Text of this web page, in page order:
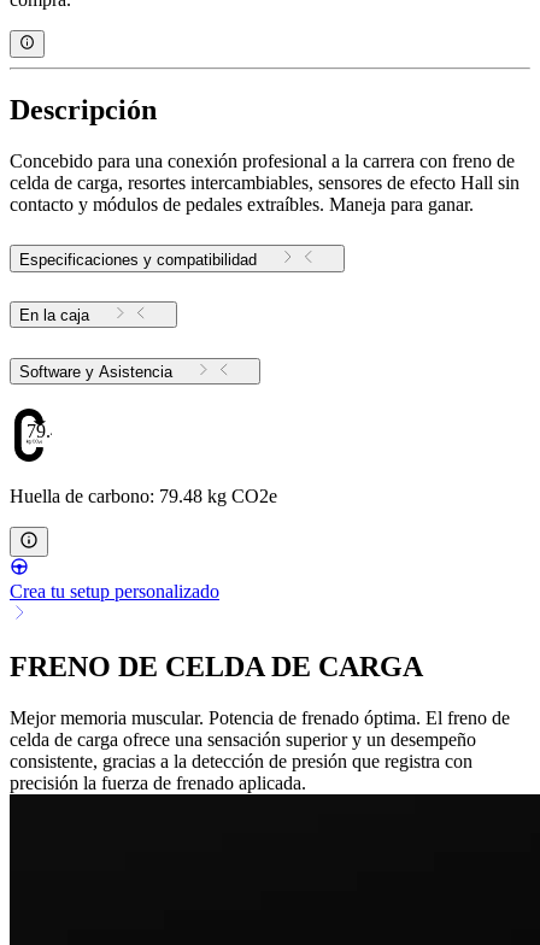
Descripción
Concebido para una conexión profesional a la carrera con freno de
celda de carga, resortes intercambiables, sensores de efecto Hall sin
contacto y módulos de pedales extraíbles. Maneja para ganar.
Especificaciones y compatibilidad
En la caja
Software y Asistencia
79.48
Huella de carbono: 79.48 kg CO2e
Crea tu setup personalizado
FRENO DE CELDA DE CARGA
Mejor memoria muscular. Potencia de frenado óptima. El freno de
celda de carga ofrece una sensación superior y un desempeño
consistente, gracias a la detección de presión que registra con
precisión la fuerza de frenado aplicada.